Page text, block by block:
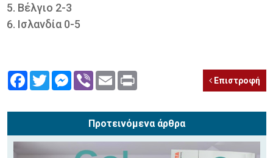
Βέλγιο 2-3
Ισλανδία 0-5
FacebookTwitterMessenger
Viber Email Επιστροφή
Προτεινόμενα άρθρα